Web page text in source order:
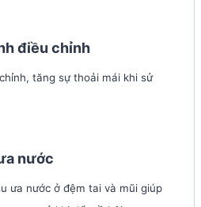
điều chỉnh
tăng sự thoải mái khi sử
nước
ưa nước ở đệm tai và mũi giúp